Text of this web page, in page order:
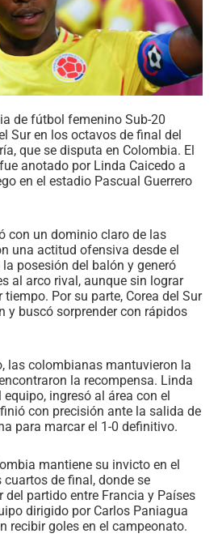
de fútbol femenino Sub-20
Sur en los octavos de final del
que se disputa en Colombia. El
anotado por Linda Caicedo a
en el estadio Pascual Guerrero
con un dominio claro de las
una actitud ofensiva desde el
posesión del balón y generó
al arco rival, aunque sin lograr
Por su parte, Corea del Sur
y buscó sorprender con rápidos
las colombianas mantuvieron la
la recompensa. Linda
ingresó al área con el
con precisión ante la salida de
para marcar el 1-0 definitivo.
mantiene su invicto en el
de final, donde se
partido entre Francia y Países
dirigido por Carlos Paniagua
recibir goles en el campeonato.